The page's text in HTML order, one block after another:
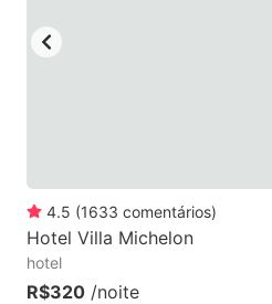
4.5 (1633 comentários)
Hotel Villa Michelon
hotel
R$320 /noite